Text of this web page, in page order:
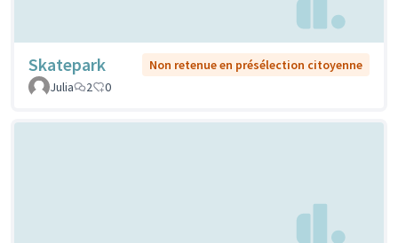
Skatepark
Non retenue en présélection citoyenne
Julia
2 0